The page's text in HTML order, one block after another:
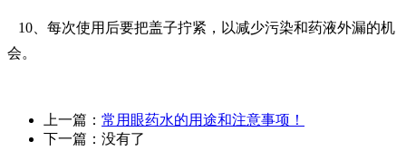
10 、每次使用后要把盖子拧紧，以减少污染和药液外漏的机
会。
上一篇： 常用眼药水的用途和注意事项！
下一篇：没有了